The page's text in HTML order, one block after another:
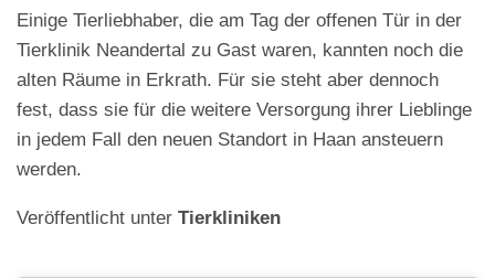
Einige Tierliebhaber, die am Tag der offenen Tür in der
Tierklinik Neandertal zu Gast waren, kannten noch die
alten Räume in Erkrath. Für sie steht aber dennoch
fest, dass sie für die weitere Versorgung ihrer Lieblinge
in jedem Fall den neuen Standort in Haan ansteuern
werden.
Veröffentlicht unter Tierkliniken